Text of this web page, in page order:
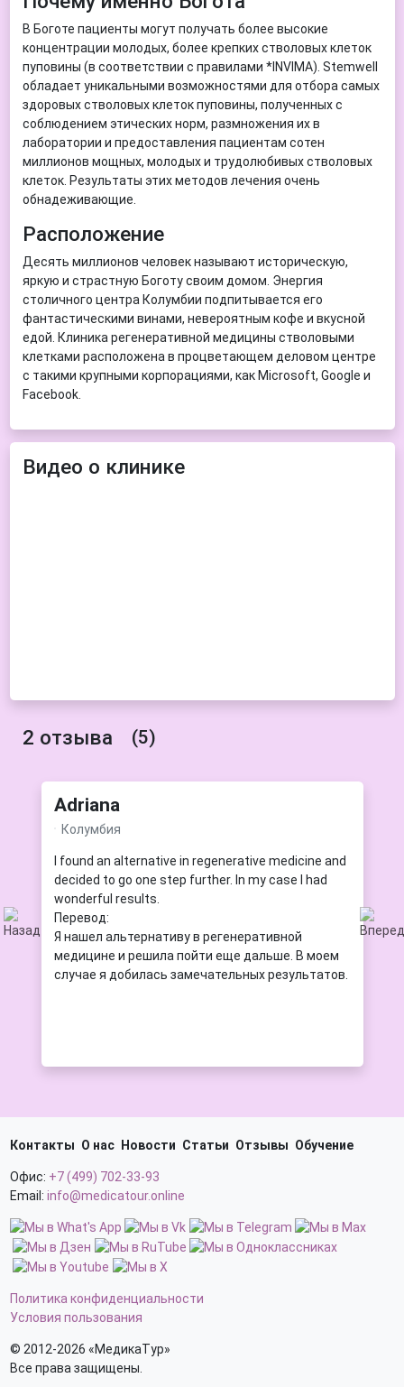
В Боготе пациенты могут получать более высокие
концентрации молодых, более крепких стволовых клеток
пуповины (в соответствии с правилами *INVIMA). Stemwell
обладает уникальными возможностями для отбора самых
здоровых стволовых клеток пуповины, полученных с
соблюдением этических норм, размножения их в
лаборатории и предоставления пациентам сотен
миллионов мощных, молодых и трудолюбивых стволовых
клеток. Результаты этих методов лечения очень
обнадеживающие.
Расположение
Десять миллионов человек называют историческую,
яркую и страстную Боготу своим домом. Энергия
столичного центра Колумбии подпитывается его
фантастическими винами, невероятным кофе и вкусной
едой. Клиника регенеративной медицины стволовыми
клетками расположена в процветающем деловом центре
с такими крупными корпорациями, как Microsoft, Google и
Facebook.
Видео о клинике
2 отзыва (5)
Adriana
Колумбия
I found an alternative in regenerative medicine and
decided to go one step further. In my case I had
wonderful results.
Перевод:
Я нашел альтернативу в регенеративной
медицине и решила пойти еще дальше. В моем
случае я добилась замечательных результатов.
Офис: +7 (499) 702-33-93
Email: info@medicatour.online
Контакты О нас Новости Статьи Отзывы Обучение
Политика конфиденциальности
Условия пользования
© 2012-2026 «МедикаТур»
Все права защищены.